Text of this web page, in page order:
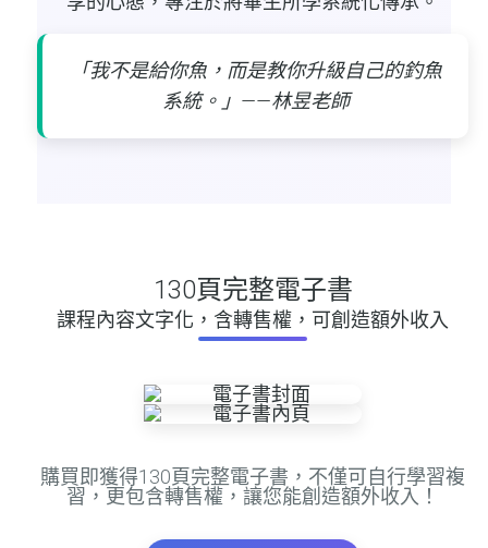
「我不是給你魚，而是教你升級自己的釣魚
系統。」——林昱老師
130頁完整電子書
課程內容文字化，含轉售權，可創造額外收入
購買即獲得130頁完整電子書，不僅可自行學習複
習，更包含轉售權 ，讓您能創造額外收入！